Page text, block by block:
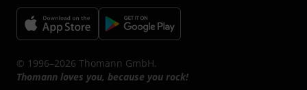
© 1996–2026 Thomann GmbH.
Thomann loves you, because you rock!